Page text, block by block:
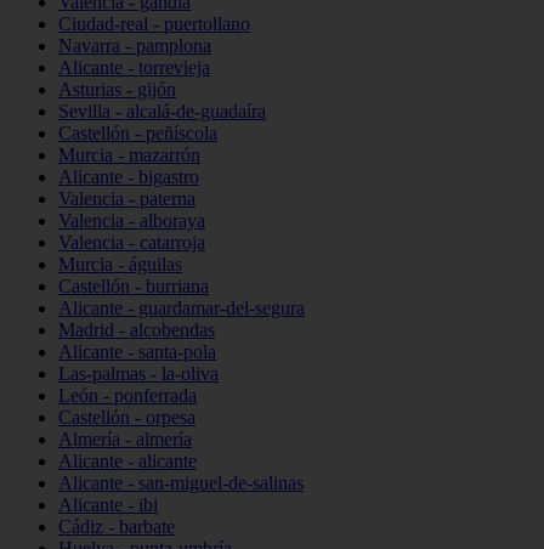
Ciudad-real - puertollano
Navarra - pamplona
Alicante - torrevieja
Asturias - gijón
Sevilla - alcalá-de-guadaíra
Castellón - peñíscola
Murcia - mazarrón
Alicante - bigastro
Valencia - paterna
Valencia - alboraya
Valencia - catarroja
Murcia - águilas
Castellón - burriana
Alicante - guardamar-del-segura
Madrid - alcobendas
Alicante - santa-pola
Las-palmas - la-oliva
León - ponferrada
Castellón - orpesa
Almería - almería
Alicante - alicante
Alicante - san-miguel-de-salinas
Alicante - ibi
Cádiz - barbate